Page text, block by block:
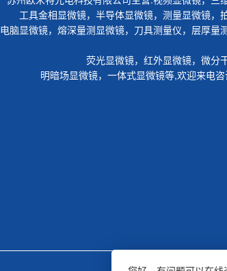
工具金相显微镜， 半导体显微镜， 测量显微镜，
电脑显微镜， 熔深量测显微镜， 刀具测量仪， 层厚量
荧光显微镜， 红外显微镜， 微分
明暗场显微镜， 一体式显微镜等,欢迎来电咨